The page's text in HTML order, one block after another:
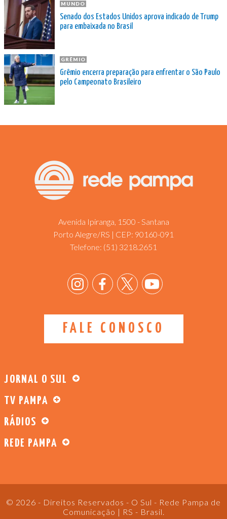
MUNDO
Senado dos Estados Unidos aprova indicado de Trump
para embaixada no Brasil
GRÊMIO
Grêmio encerra preparação para enfrentar o São Paulo
pelo Campeonato Brasileiro
Avenida Ipiranga, 1500 - Santana
Porto Alegre/RS | CEP: 90160-091
Telefone: (51) 3218.2651
FALE CONOSCO
JORNAL O SUL
TV PAMPA
RÁDIOS
REDE PAMPA
© 2026 - Direitos Reservados - O Sul - Rede Pampa de
Comunicação | RS - Brasil.